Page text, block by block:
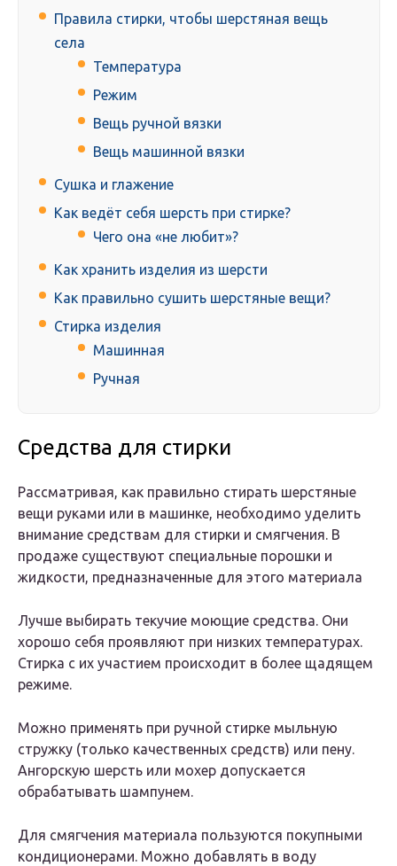
Правила стирки, чтобы шерстяная вещь
села
Температура
Режим
Вещь ручной вязки
Вещь машинной вязки
Сушка и глажение
Как ведёт себя шерсть при стирке?
Чего она «не любит»?
Как хранить изделия из шерсти
Как правильно сушить шерстяные вещи?
Стирка изделия
Машинная
Ручная
Средства для стирки
Рассматривая, как правильно стирать шерстяные
вещи руками или в машинке, необходимо уделить
внимание средствам для стирки и смягчения. В
продаже существуют специальные порошки и
жидкости, предназначенные для этого материала
Лучше выбирать текучие моющие средства. Они
хорошо себя проявляют при низких температурах.
Стирка с их участием происходит в более щадящем
режиме.
Можно применять при ручной стирке мыльную
стружку (только качественных средств) или пену.
Ангорскую шерсть или мохер допускается
обрабатывать шампунем.
Для смягчения материала пользуются покупными
кондиционерами. Можно добавлять в воду